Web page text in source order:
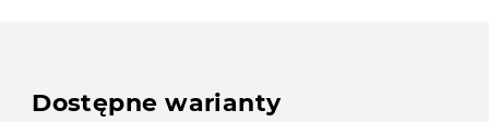
Dostępne warianty